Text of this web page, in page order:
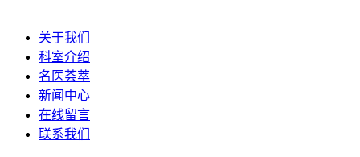
关于我们
科室介绍
名医荟萃
新闻中心
在线留言
联系我们